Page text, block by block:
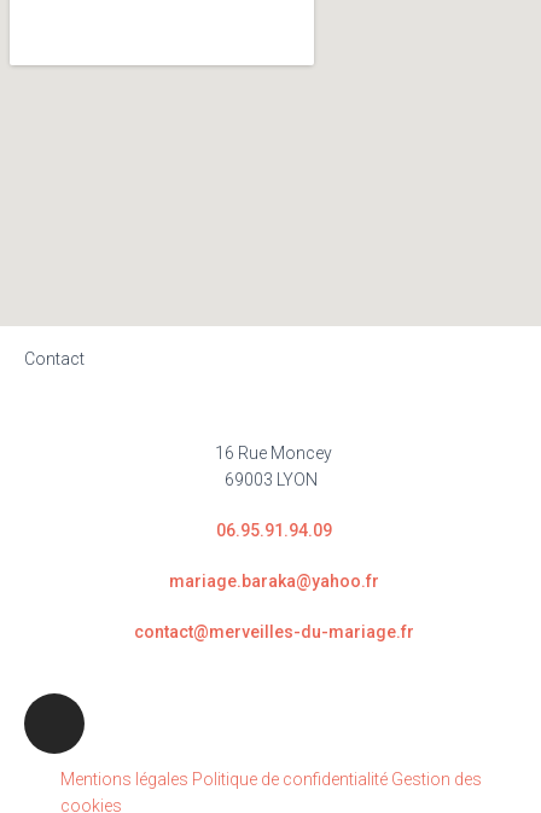
Contact
16 Rue Moncey
69003 LYON
06.95.91.94.09
mariage.baraka@yahoo.fr
contact@merveilles-du-mariage.fr
Mentions légales Politique de confidentialité Gestion des
cookies